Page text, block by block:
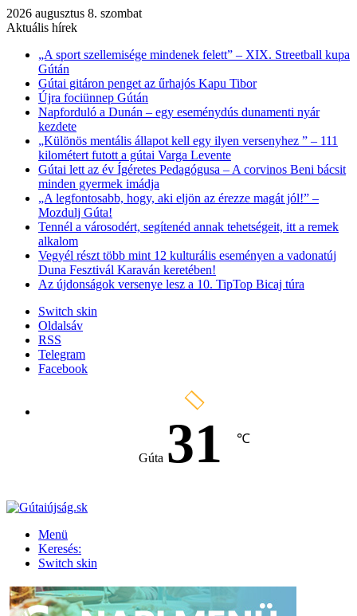
2026 augusztus 8. szombat
Aktuális hírek
„A sport szellemisége mindenek felett” – XIX. Streetball kupa
Gútán
Gútai gitáron penget az űrhajós Kapu Tibor
Újra fociünnep Gútán
Napforduló a Dunán – egy eseménydús dunamenti nyár
kezdete
„Különös mentális állapot kell egy ilyen versenyhez ” – 111
kilométert futott a gútai Varga Levente
Gútai lett az év Ígéretes Pedagógusa – A corvinos Beni bácsit
minden gyermek imádja
„A legfontosabb, hogy, aki eljön az érezze magát jól!” –
Mozdulj Gúta!
Tennél a városodért, segítenéd annak tehetségeit, itt a remek
alkalom
Vegyél részt több mint 12 kulturális eseményen a vadonatúj
Duna Fesztivál Karaván keretében!
Az újdonságok versenye lesz a 10. TipTop Bicaj túra
Switch skin
Oldalsáv
RSS
Telegram
Facebook
Gúta 31 ℃
Menü
Keresés:
Switch skin